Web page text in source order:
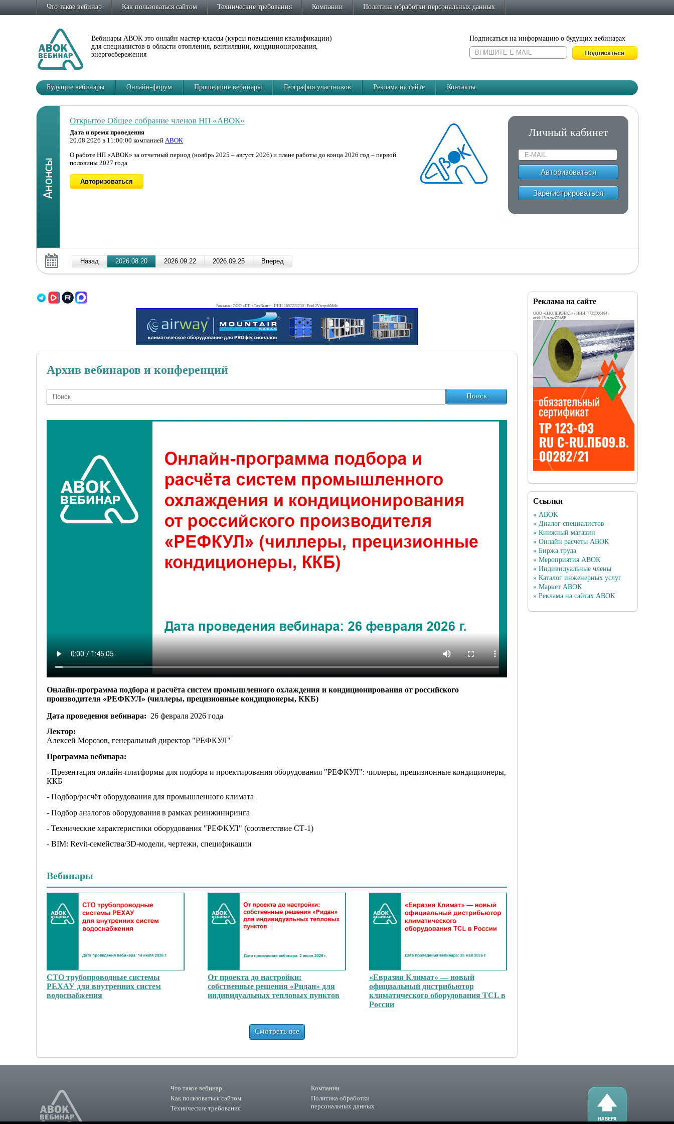
Что такое вебинар Как пользоваться сайтом Технические требования Компании Политика обработки персональных данных
Вебинары АВОК это онлайн мастер-классы (курсы повышения квалификации)
для специалистов в области отопления, вентиляции, кондиционирования,
энергосбережения
Подписаться на информацию о будущих вебинарах
Будущие вебинары Онлайн-форум Прошедшие вебинары География участников Реклама на сайте Контакты
Открытое Общее собрание членов НП «АВОК»
Дата и время проведения
20.08.2026 в 11:00:00 компанией АВОК
О работе НП «АВОК» за отчетный период (ноябрь 2025 – август 2026) и плане работы до конца 2026 год – первой
половины 2027 года
Личный кабинет
Реклама: ООО «ПП «ТехВент» | ИНН 1657221230 | Erid 2VtzqvdiMdb
Архив вебинаров и конференций
Поиск
Онлайн-программа подбора и расчёта систем промышленного охлаждения и кондиционирования от российского
производителя «РЕФКУЛ» (чиллеры, прецизионные кондиционеры, ККБ)
Дата проведения вебинара: 26 февраля 2026 года
Лектор:
Алексей Морозов, генеральный директор "РЕФКУЛ"
Программа вебинара:
- Презентация онлайн-платформы для подбора и проектирования оборудования "РЕФКУЛ": чиллеры, прецизионные кондиционеры,
ККБ
- Подбор/расчёт оборудования для промышленного климата
- Подбор аналогов оборудования в рамках реинжиниринга
- Технические характеристики оборудования "РЕФКУЛ" (соответствие СТ-1)
- BIM: Revit-семейства/3D-модели, чертежи, спецификации
Вебинары
СТО трубопроводные системы
РЕХАУ для внутренних систем
водоснабжения
От проекта до настройки:
собственные решения «Ридан» для
индивидуальных тепловых пунктов
«Евразия Климат» — новый
официальный дистрибьютор
климатического оборудования TCL в
России
Смотреть все
Реклама на сайте
ООО «ИЗОЛПРОЕКТ» / ИНН: 7725566484 /
erid: 2VtzqwZRhSP
Ссылки
» АВОК
» Диалог специалистов
» Книжный магазин
» Онлайн расчеты АВОК
» Биржа труда
» Мероприятия АВОК
» Индивидуальные члены
» Каталог инженерных услуг
» Маркет АВОК
» Реклама на сайтах АВОК
Что такое вебинар
Как пользоваться сайтом
Технические требования
Компании
Политика обработки
персональных данных